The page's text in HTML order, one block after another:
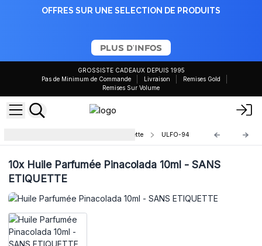
OFFRES SUR UNE SELECTION DE PRODUITS
PLUS D'INFOS
GROSSISTE CADEAUX DEPUIS 1995
Pas de Minimum de Commande
Livraison
Remises Gold
Remises Sur Volume
Huile Parfumée 10ml – Sans Étiquette ULFO-94
10xHuile Parfumée Pinacolada 10ml - SANS
ETIQUETTE